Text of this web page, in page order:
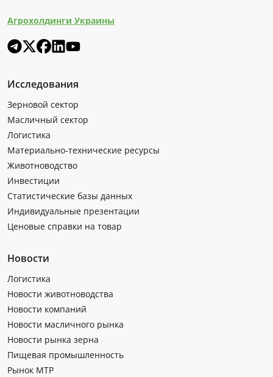
Агрохолдинги Украины
Исследования
Зерновой сектор
Масличный сектор
Логистика
Материально-технические ресурсы
Животноводство
Инвестиции
Статистические базы данных
Индивидуальные презентации
Ценовые справки на товар
Новости
Логистика
Новости животноводства
Новости компаний
Новости масличного рынка
Новости рынка зерна
Пищевая промышленность
Рынок МТР